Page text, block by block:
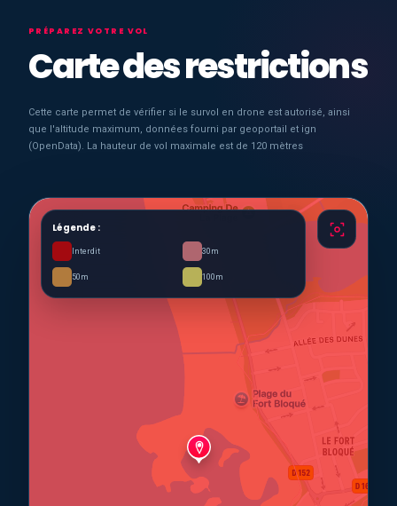
PRÉPAREZ VOTRE VOL
Carte des restrictions
Cette carte permet de vérifier si le survol en drone est autorisé, ainsi
que l'altitude maximum, données fourni par geoportail et ign
(OpenData). La hauteur de vol maximale est de 120 mètres
Légende :
Interdit 30m
50m 100m